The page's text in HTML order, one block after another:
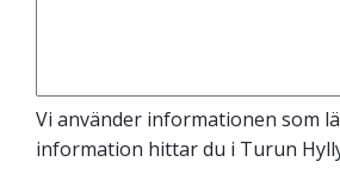
Vi använder informationen som
information hittar du i Turun